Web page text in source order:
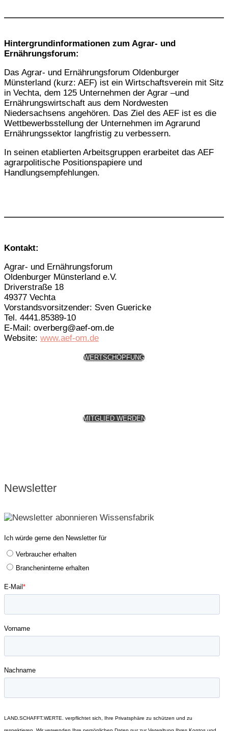
Hintergrundinformationen zum Agrar- und
Ernährungsforum:
Das Agrar- und Ernährungsforum Oldenburger
Münsterland (kurz: AEF) ist ein Wirtschaftsverein mit Sitz
in Vechta, dem 125 Unternehmen der Agrar –und
Ernährungswirtschaft aus dem Nordwesten
Niedersachsens angehören. Das Ziel des AEF ist es die
Wettbewerbsstellung der Unternehmen im Agrarund
Ernährungssektor langfristig zu verbessern.
In seinen etablierten Arbeitsgruppen erarbeitet das AEF
agrarpolitische Positionspapiere und
Handlungsempfehlungen.
Kontakt:
Agrar- und Ernährungsforum
Oldenburger Münsterland e.V.
Driverstraße 18
49377 Vechta
Vorstandsvorsitzender: Sven Guericke
Tel. 4441.85389-10
E-Mail: overberg@aef-om.de
Website: www.aef-om.de
WERTSCHÖPFUNG
MITGLIED WERDEN
Newsletter